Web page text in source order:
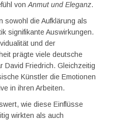
von Anmut und Eleganz.
sowohl die Aufklärung als
signifikante Auswirkungen.
und der
prägte viele deutsche
David Friedrich. Gleichzeitig
Künstler die Emotionen
in ihren Arbeiten.
wie diese Einflüsse
wirkten als auch